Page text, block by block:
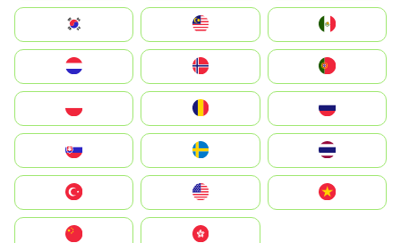
South Korea
United States
中國香港特別行政區